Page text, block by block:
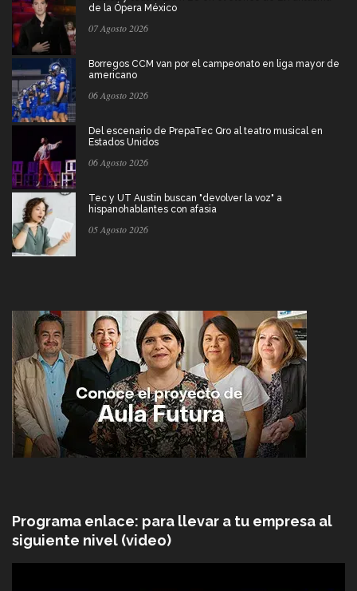
de la Ópera México
07 Agosto 2026
Borregos CCM van por el campeonato en liga mayor de
americano
06 Agosto 2026
Del escenario de PrepaTec Qro al teatro musical en
Estados Unidos
06 Agosto 2026
Tec y UT Austin buscan "devolver la voz" a
hispanohablantes con afasia
05 Agosto 2026
Programa enlace: para llevar a tu empresa al
siguiente nivel (video)